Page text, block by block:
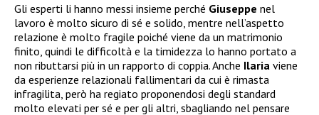
Gli esperti li hanno messi insieme perché Giuseppe nel
lavoro è molto sicuro di sé e solido, mentre nell’aspetto
relazione è molto fragile poiché viene da un matrimonio
finito, quindi le difficoltà e la timidezza lo hanno portato a
non ributtarsi più in un rapporto di coppia. Anche Ilaria viene
da esperienze relazionali fallimentari da cui è rimasta
infragilita, però ha regiato proponendosi degli standard
molto elevati per sé e per gli altri, sbagliando nel pensare